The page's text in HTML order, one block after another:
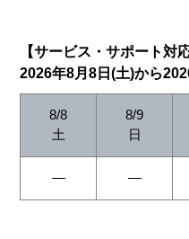
本ソフトウェ
ものであり、
フトウェア等
様の御利用目
一切の保証を
【サービス・サポート対
2026年8月8日(土)から
8/8
土
8/9
日
― ―